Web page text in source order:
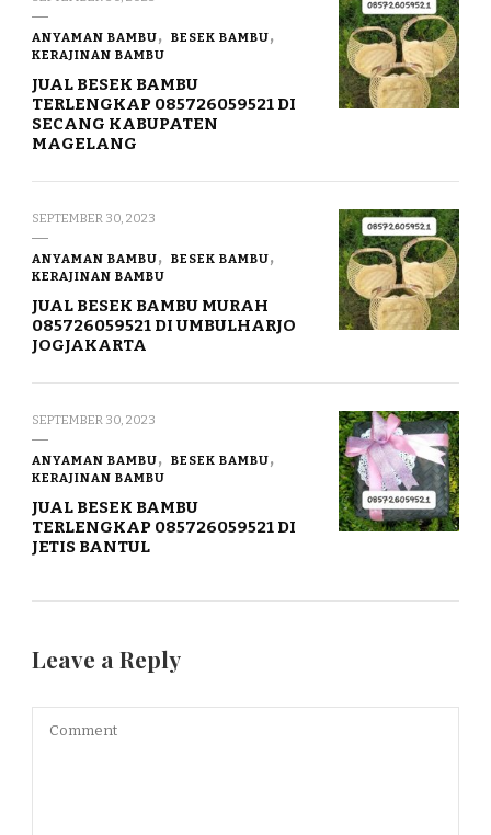
ANYAMAN BAMBU
BESEK BAMBU
KERAJINAN BAMBU
JUAL BESEK BAMBU
TERLENGKAP 085726059521 DI
SECANG KABUPATEN
MAGELANG
SEPTEMBER 30, 2023
ANYAMAN BAMBU
BESEK BAMBU
KERAJINAN BAMBU
JUAL BESEK BAMBU MURAH
085726059521 DI UMBULHARJO
JOGJAKARTA
SEPTEMBER 30, 2023
ANYAMAN BAMBU
BESEK BAMBU
KERAJINAN BAMBU
JUAL BESEK BAMBU
TERLENGKAP 085726059521 DI
JETIS BANTUL
Leave a Reply